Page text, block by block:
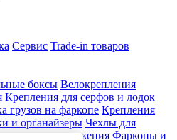
Сервис Trade-in товаров
боксы Велокрепления
Крепления для серфов и лодок
грузов на фаркопе Крепления
и органайзеры Чехлы для
противоскольжения Фаркопы и